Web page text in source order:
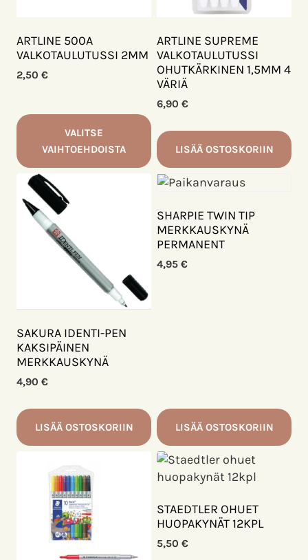
sivulla.
ARTLINE 500A
VALKOTAULUTUSSI 2MM
2,50 €
VALITSE
VAIHTOEHDOISTA
Tällä
tuotteella
on
useampi
muunnelma.
tuotteen
sivulla.
ARTLINE SUPREME
VALKOTAULUTUSSI
OHUTKÄRKINEN 1,5MM 4
VÄRIÄ
6,90 €
LISÄÄ OSTOSKORIIN
SAKURA IDENTI-PEN
KAKSIPÄINEN
MERKKAUSKYNÄ
4,90 €
LISÄÄ OSTOSKORIIN
SHARPIE TWIN TIP
MERKKAUSKYNÄ
PERMANENT
4,95 €
LISÄÄ OSTOSKORIIN
STAEDTLER OHUET
HUOPAKYNÄT 12KPL
5,50 €